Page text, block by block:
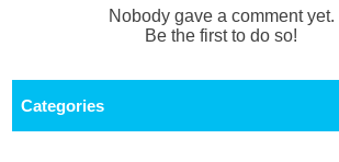
Nobody gave a comment yet.
Be the first to do so!
Categories